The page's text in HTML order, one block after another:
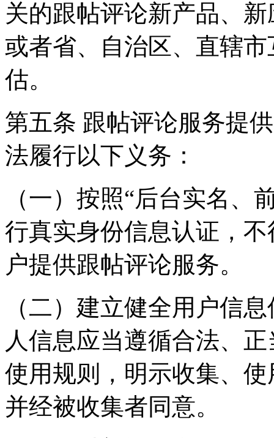
关的跟帖评论新产品、
或者省、自治区、直辖
估。
第五条 跟帖评论服务提
法履行以下义务：
（一）按照“后台实名、
行真实身份信息认证，
户提供跟帖评论服务。
（二）建立健全用户信
人信息应当遵循合法、
使用规则，明示收集、
并经被收集者同意。